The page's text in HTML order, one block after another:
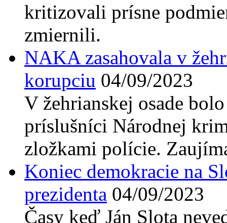
kritizovali prísne
zmiernili.
NAKA zasahovala v
korupciu 04/09/2023
V žehrianskej osade
príslušníci Národnej
zložkami polície.
Koniec demokracie na
prezidenta 04/09/2023
Časy keď Ján Slota